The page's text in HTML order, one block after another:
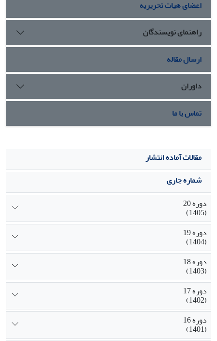
اعضای هیات تحریریه
راهنمای نویسندگان
ارسال مقاله
داوران
تماس با ما
مقالات آماده انتشار
شماره جاری
دوره 20
(1405)
دوره 19
(1404)
دوره 18
(1403)
دوره 17
(1402)
دوره 16
(1401)